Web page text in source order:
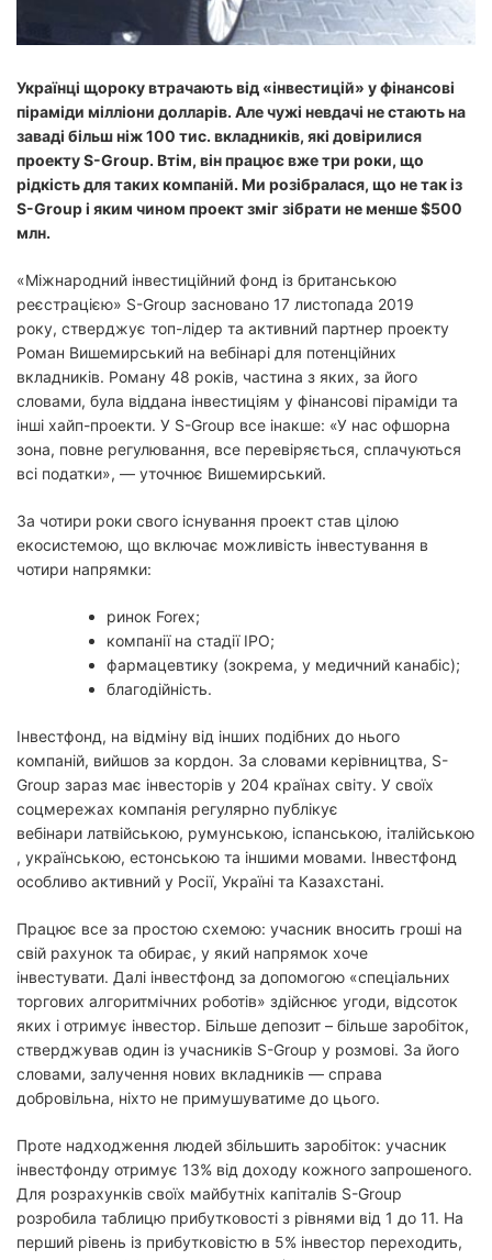
Українці щороку втрачають від «інвестицій» у фінансові
піраміди мілліони долларів. Але чужі невдачі не стають на
заваді більш ніж 100 тис. вкладників, які довірилися
проекту S-Group. Втім, він працює вже три роки, що
рідкість для таких компаній. Ми розібралася, що не так із
S-Group і яким чином проект зміг зібрати не менше $500
млн.
«Міжнародний інвестиційний фонд із британською
реєстрацією» S-Group засновано 17 листопада 2019
року, стверджує топ-лідер та активний партнер проекту
Роман Вишемирський на вебінарі для потенційних
вкладників. Роману 48 років, частина з яких, за його
словами, була віддана інвестиціям у фінансові піраміди та
інші хайп-проекти. У S-Group все інакше: «У нас офшорна
зона, повне регулювання, все перевіряється, сплачуються
всі податки», — уточнює Вишемирський.
За чотири роки свого існування проект став цілою
екосистемою, що включає можливість інвестування в
чотири напрямки:
ринок Forex;
компанії на стадії IPO;
фармацевтику (зокрема, у медичний канабіс);
благодійність.
Інвестфонд, на відміну від інших подібних до нього
компаній, вийшов за кордон. За словами керівництва, S-
Group зараз має інвесторів у 204 країнах світу. У своїх
соцмережах компанія регулярно публікує
вебінари латвійською, румунською, іспанською, італійською
, українською, естонською та іншими мовами. Інвестфонд
особливо активний у Росії, Україні та Казахстані.
Працює все за простою схемою: учасник вносить гроші на
свій рахунок та обирає, у який напрямок хоче
інвестувати. Далі інвестфонд за допомогою «спеціальних
торгових алгоритмічних роботів» здійснює угоди, відсоток
яких і отримує інвестор. Більше депозит – більше заробіток,
стверджував один із учасників S-Group у розмові. За його
словами, залучення нових вкладників — справа
добровільна, ніхто не примушуватиме до цього.
Проте надходження людей збільшить заробіток: учасник
інвестфонду отримує 13% від доходу кожного запрошеного.
Для розрахунків своїх майбутніх капіталів S-Group
розробила таблицю прибутковості з рівнями від 1 до 11. На
перший рівень із прибутковістю в 5% інвестор переходить,